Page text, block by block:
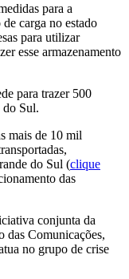
para a
carga no estado
para utilizar
esse armazenamento
para trazer 500
do Sul.
mais de 10 mil
do Sul (clique
das
conjunta da
das Comunicações,
no grupo de crise